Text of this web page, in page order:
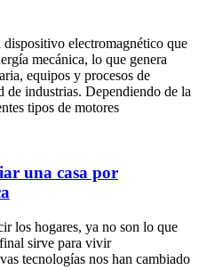
electromagnético que
mecánica, lo que genera
equipos y procesos de
de industrias. Dependiendo de la
tipos de motores
una casa por
los hogares, ya no son lo que
sirve para vivir
tecnologías nos han cambiado